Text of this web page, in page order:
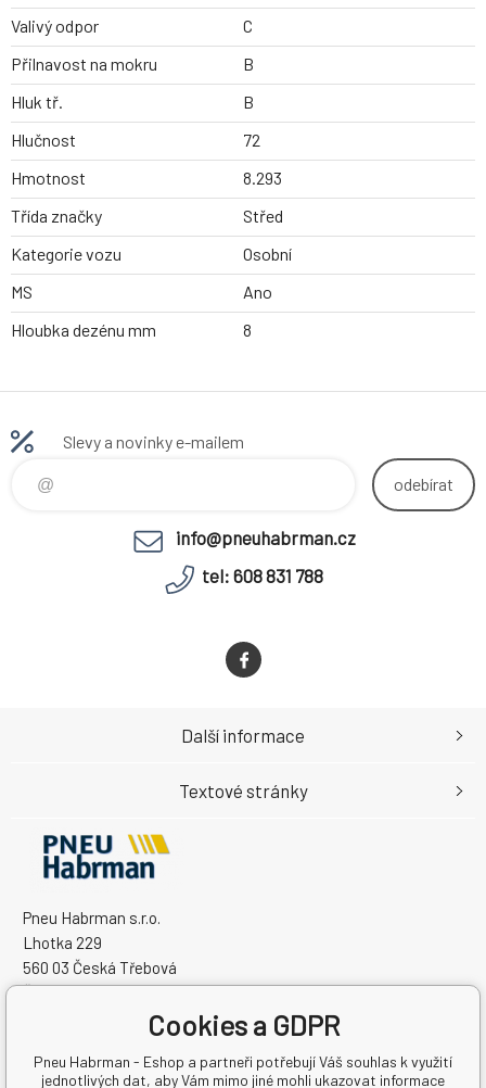
Valivý odpor
C
Přilnavost na mokru
B
Hluk tř.
B
Hlučnost
72
Hmotnost
8.293
Třída značky
Střed
Kategorie vozu
Osobní
MS
Ano
Hloubka dezénu mm
8
Slevy a novinky e-mailem
odebírat
info@pneuhabrman.cz
tel: 608 831 788
Pneu Habrman s.r.o.
Lhotka 229
560 03 Česká Třebová
Česká Republika
Další informace
Textové stránky
Cookies a GDPR
Pneu Habrman - Eshop a partneři potřebují Váš souhlas k využití
jednotlivých dat, aby Vám mimo jiné mohli ukazovat informace